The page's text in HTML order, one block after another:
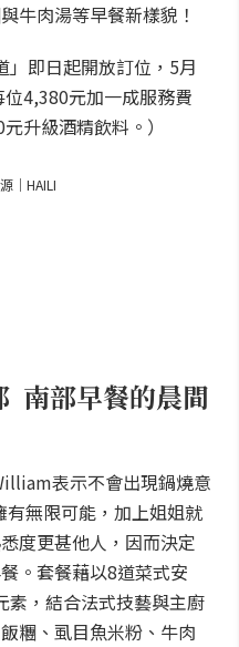
牛肉湯等早餐新樣貌！
」即日起開放訂位，5月
4,380元加一成服務費
升級酒精飲料。）
｜HAILI
南部早餐的晨間
表示不會出現鍋燒意
無限可能，加上姐姐就
度更甚他人，因而決定
。套餐藉以8道菜式安
素，結合法式技藝與主廚
糰、虱目魚米粉、牛肉